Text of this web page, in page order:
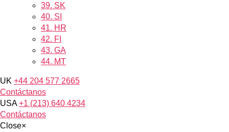
39. SK
40. SI
41. HR
42. FI
43. GA
44. MT
UK +44 204 577 2665
Contáctanos
USA +1 (213) 640 4234
Contáctanos
Close×